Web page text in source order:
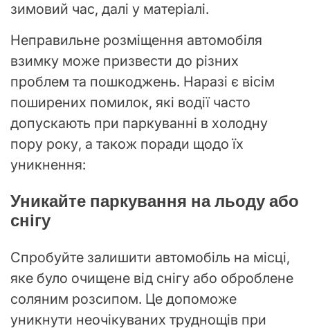
зимовий час, далі у матеріалі.
Неправильне розміщення автомобіля
взимку може призвести до різних
проблем та пошкоджень. Наразі є вісім
поширених помилок, які водії часто
допускають при паркуванні в холодну
пору року, а також поради щодо їх
уникнення:
Уникайте паркування на льоду або
снігу
Спробуйте залишити автомобіль на місці,
яке було очищене від снігу або оброблене
соляним розсипом. Це допоможе
уникнути неочікуваних труднощів при